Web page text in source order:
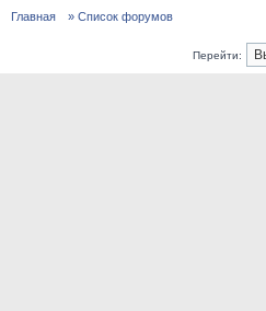
Главная » Список форумов
Перейти: